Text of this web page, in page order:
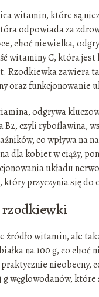
witamin, które są
odpowiada za
choć niewielka,
witaminy C, która
Rzodkiewka zawiera
oraz funkcjonowanie
odgrywa
B2, czyli ryboflawina,
co wpływa na
dla kobiet w ciąży,
układu
przyczynia się
rzodkiewki
źródło witamin, ale
na 100 g, co
nieobecny,
węglowodanów,